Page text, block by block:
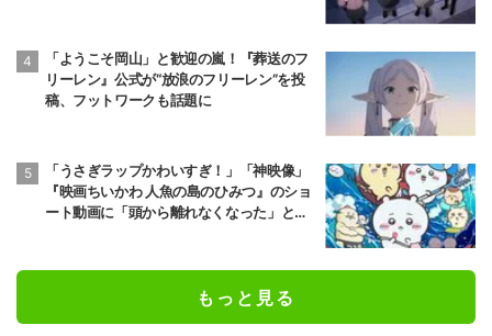
「ようこそ岡山」と歓迎の嵐！『葬送のフ
リーレン』公式が“放浪のフリーレン”を投
稿、フットワークも話題に
「うさぎラップかわいすぎ！」「神映像」
『映画ちいかわ 人魚の島のひみつ』のショ
ート動画に「頭から離れなくなった」と大
もっと見る